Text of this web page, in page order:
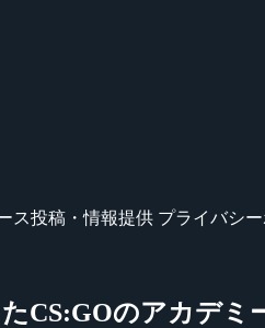
ス投稿・情報提供 プライバシ
CS:GOのアカデミ